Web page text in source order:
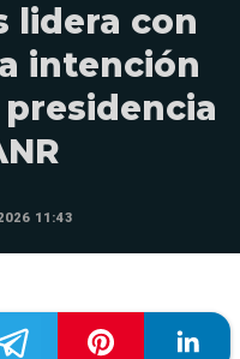
lidera con
intención
11:43